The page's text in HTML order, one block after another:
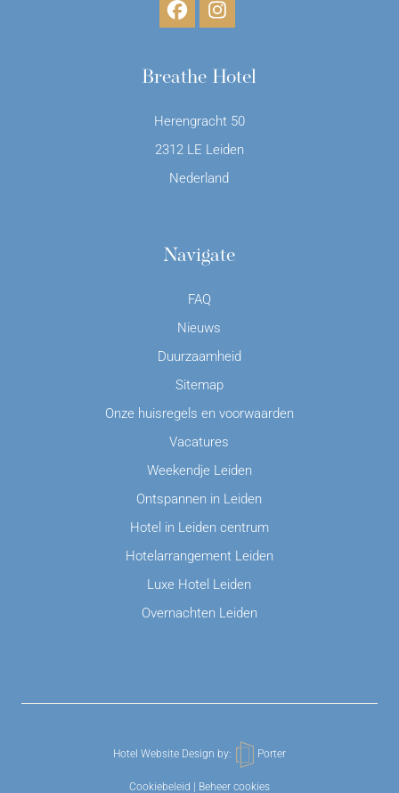
Breathe Hotel
Herengracht 50
2312 LE Leiden
Nederland
Navigate
FAQ
Nieuws
Duurzaamheid
Sitemap
Onze huisregels en voorwaarden
Vacatures
Weekendje Leiden
Ontspannen in Leiden
Hotel in Leiden centrum
Hotelarrangement Leiden
Luxe Hotel Leiden
Overnachten Leiden
Cookiebeleid Beheer cookies
Hotel Website Design by: Porter